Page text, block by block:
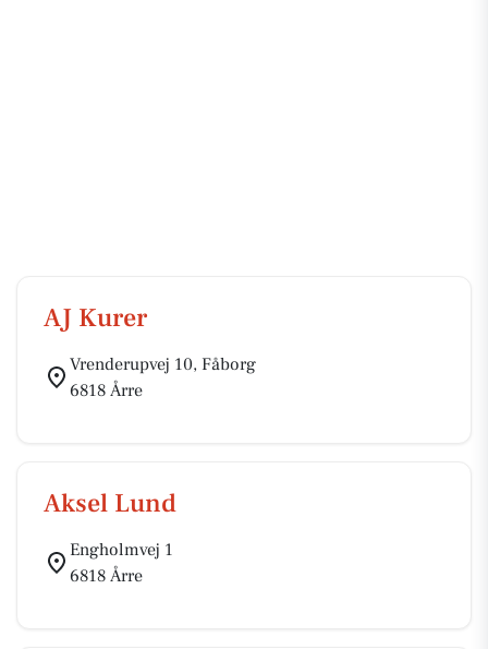
AJ Kurer
Vrenderupvej 10, Fåborg
6818 Årre
Aksel Lund
Engholmvej 1
6818 Årre